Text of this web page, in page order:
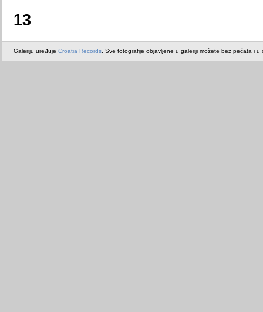
13
Galeriju uređuje Croatia Records . Sve fotografije objavljene u galeriji možete bez pečata i